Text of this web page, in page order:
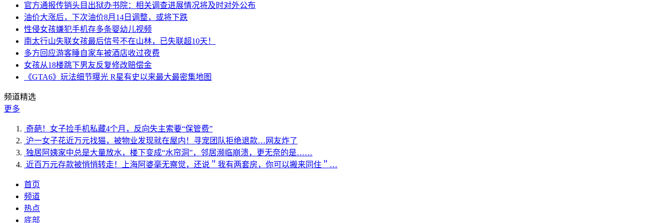
官方通报传销头目出狱办书院：相关调查进展情况将及时对外公布
油价大涨后，下次油价8月14日调整，或将下跌
性侵女孩嫌犯手机存多条婴幼儿视频
南太行山失联女孩最后信号不在山林，已失联超10天！
多方回应游客睡自家车被酒店收过夜费
女孩从18楼跳下男友反复修改赔偿金
《GTA6》玩法细节曝光 R星有史以来最大最密集地图
频道精选
更多
奇葩！女子捡手机私藏4个月，反向失主索要“保管费”
沪一女子花近万元找猫，被物业发现就在屋内！寻宠团队拒绝退款…网友炸了
独居阿姨家中总是大量放水，楼下变成“水帘洞”，邻居濒临崩溃，更无奈的是……
近百万元存款被悄悄转走！上海阿婆毫无察觉，还说＂我有两套房，你可以搬来同住＂…
首页
频道
热点
底部